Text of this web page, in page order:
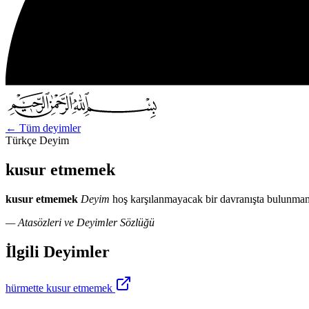
← Tüm deyimler
Türkçe Deyim
kusur etmemek
kusur etmemek Deyim hoş karşılanmayacak bir davranışta
— Atasözleri ve Deyimler Sözlüğü
İlgili Deyimler
hürmette kusur etmemek